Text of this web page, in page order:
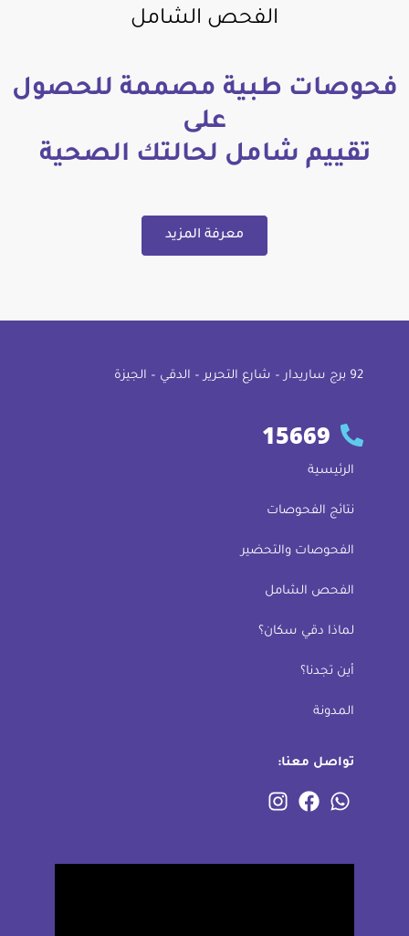
الفحص الشامل
فحوصات طبية مصممة للحصول
على
تقييم شامل لحالتك الصحية
معرفة المزيد
92 ﺑﺮج ﺳﺎرﻳﺪار – ﺷﺎرع اﻟﺘﺤﺮﻳﺮ – اﻟﺪﻗﻲ – اﻟﺠﻴﺰة
15669
الرئيسية
نتائج الفحوصات
الفحوصات والتحضير
الفحص الشامل
لماذا دقي سكان؟
أين تجدنا؟
المدونة
تواصل معنا: